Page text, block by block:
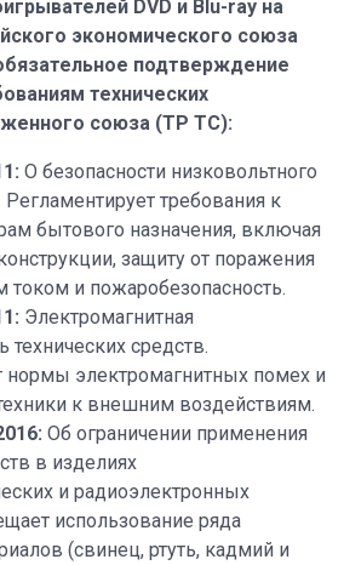
DVD и Blu-ray на
экономического союза
подтверждение
технических
союза (ТР ТС):
О безопасности низковольтного
требования к
бытового назначения, включая
защиту от поражения
током и пожаробезопасность.
Электромагнитная
технических средств.
нормы электромагнитных помех и
к внешним воздействиям.
Об ограничении применения
в изделиях
и радиоэлектронных
использование ряда
(свинец, ртуть, кадмий и